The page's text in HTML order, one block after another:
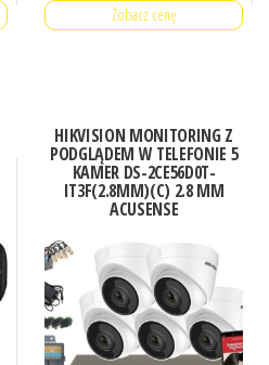
Zobacz cenę
HIKVISION MONITORING Z
PODGLĄDEM W TELEFONIE 5
KAMER DS-2CE56D0T-
IT3F(2.8MM)(C) 2.8 MM
ACUSENSE